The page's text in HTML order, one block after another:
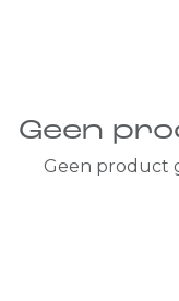
Geen
Geen product